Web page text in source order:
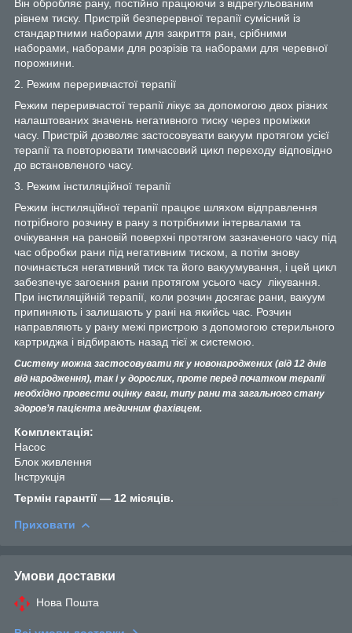
Він обробляє рану, постійно працюючи з відрегульованим
рівнем тиску. Пристрій безперервної терапії сумісний із
стандартними наборами для закриття ран, срібними
наборами, наборами для розрізів та наборами для черевної
порожнини.
2. Режим переривчастої терапії
Режим переривчастої терапії лікує за допомогою двох різних
налаштованих значень негативного тиску через проміжки
часу. Пристрій дозволяє застосовувати вакуум протягом усієї
терапії та повторювати тимчасовий цикл переходу відповідно
до встановленого часу.
3. Режим інстиляційної терапії
Режим інстиляційної терапії працює шляхом відправлення
потрібного розчину в рану з потрібними інтервалами та
очікування на рановій поверхні протягом зазначеного часу під
час обробки рани під негативним тиском, а потім знову
починається негативний тиск та його вакуумування, і цей цикл
забезпечує загоєння рани протягом усього часу лікування.
При інстиляційній терапії, коли розчин досягає рани, вакуум
припиняють і залишають у рані на якийсь час. Розчин
направляють у рану межі пристрою з допомогою стерильного
картриджа і відбирають назад тієї ж системою.
Систему можна застосовувати як у новонароджених (від 12 днів
від народження), так і у дорослих, проте перед початком терапії
необхідно провести оцінку ваги, типу рани та загального стану
здоров’я пацієнта медичним фахівцем.
Комплектація:
Насос
Блок живлення
Інструкція
Термін гарантії — 12 місяців.
Приховати
Умови доставки
Нова Пошта